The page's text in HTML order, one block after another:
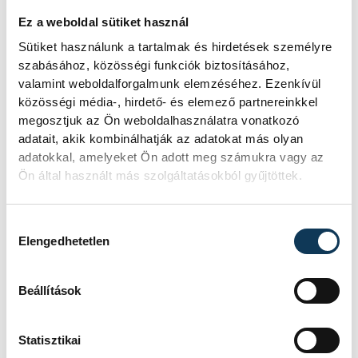
Ez a weboldal sütiket használ
Sütiket használunk a tartalmak és hirdetések személyre
szabásához, közösségi funkciók biztosításához,
valamint weboldalforgalmunk elemzéséhez. Ezenkívül
közösségi média-, hirdető- és elemező partnereinkkel
megosztjuk az Ön weboldalhasználatra vonatkozó
adatait, akik kombinálhatják az adatokat más olyan
adatokkal, amelyeket Ön adott meg számukra vagy az
Ön által használt más szolgáltatásokból gyűjtöttek.
Elengedhetetlen
Beállítások
Statisztikai